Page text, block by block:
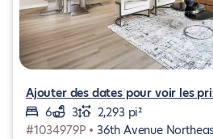
Ajouter des dates pour voir les
6
3
2,293 pi²
#1034979P • 36th Avenue